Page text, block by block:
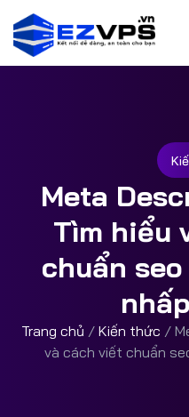
Meta
Tìm hiểu
chuẩn
Trang chủ / Kiến thức /
và cách viết chuẩn